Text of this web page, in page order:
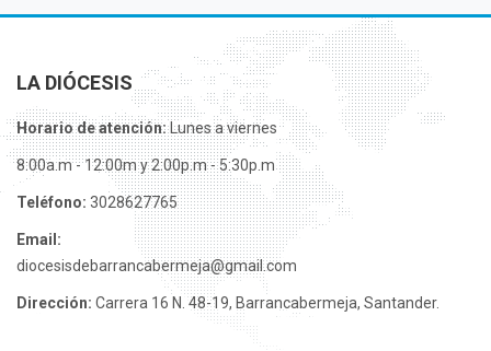
LA DIÓCESIS
Horario de atención:Lunes a viernes
8:00a.m - 12:00m y 2:00p.m - 5:30p.m
Teléfono: 3028627765
Email:
diocesisdebarrancabermeja@gmail.com
Dirección: Carrera 16 N. 48-19, Barrancabermeja, Santander.